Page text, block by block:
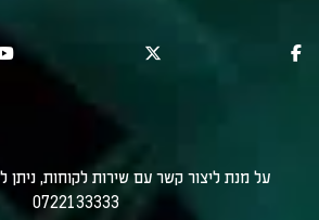
על מנת ליצור קשר עם שירות לקוחות, ניתן
0722133333